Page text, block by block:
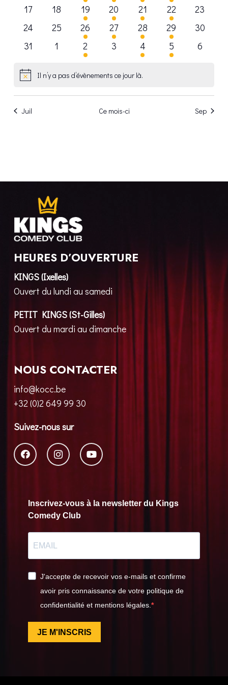
évènementsévènementsévènementévènementévènementévènements
0
évènements
17
0
évènements
18
1
évènement
19
1
évènement
20
1
évènement
21
2
évènements
22
0
23
0
évènements
24
0
évènements
25
1
évènement
26
1
évènement
27
1
évènement
28
2
évènements
29
0
30
0
31
0
évènements
1
1
évènement
2
0
évènements
3
2
évènements
4
2
évènements
5
0
6
NoticeIl n’y a pas d’évènements ce jour là.
Juil Ce mois-ci Sep
HEURES D’OUVERTURE
KINGS (Ixelles)
Ouvert du lundi au samedi
PETIT KINGS (St-Gilles)
Ouvert du mardi au dimanche
NOUS CONTACTER
info@kocc.be
+32 (0)2 649 99 30
Suivez-nous sur
Inscrivez-vous à la newsletter du Kings
Comedy Club
J'accepte de recevoir vos e-mails et confirme
avoir pris connaissance de votre politique de
confidentialité et mentions légales.
JE M'INSCRIS